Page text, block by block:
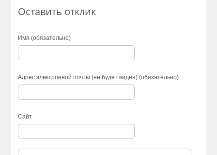
Оставить отклик
Имя (обязательно)
Адрес электронной почты (не будет виден) (обязательно)
Сайт